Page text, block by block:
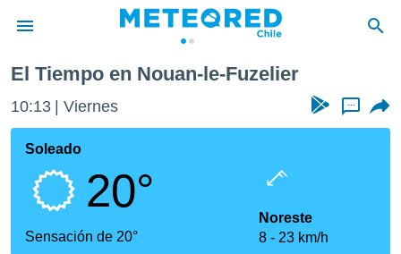
de
por
que se
calidad.
a este
las
El Tiempo en Nouan-le-Fuzelier
10:13 Viernes ...
Soleado
20°
Sensación de 20°
Noreste
8
23 km/h